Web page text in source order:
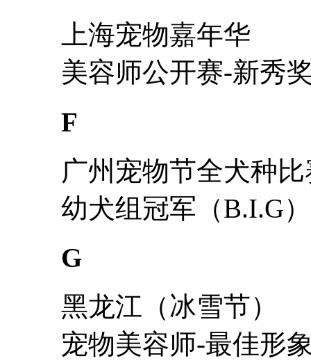
上海宠物嘉年华
美容师公开赛-新秀
F
广州宠物节全犬种比
幼犬组冠军（B.I.G）
G
黑龙江（冰雪节）
宠物美容师-最佳形